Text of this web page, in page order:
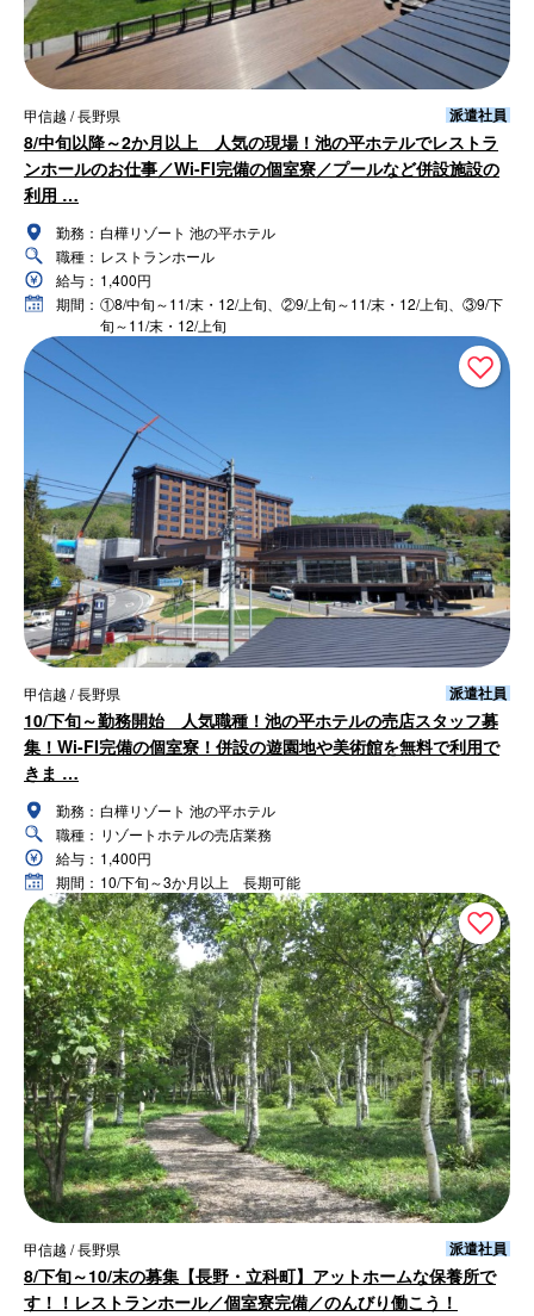
甲信越 / 長野県 派遣社員
8/中旬以降～2か月以上 人気の現場！池の平ホテルでレストラ
ンホールのお仕事／Wi-FI完備の個室寮／プールなど併設施設の
利用 …
勤務： 白樺リゾート 池の平ホテル
職種： レストランホール
給与： 1,400円
期間： ①8/中旬～11/末・12/上旬、②9/上旬～11/末・12/上旬、③9/下
旬～11/末・12/上旬
甲信越 / 長野県 派遣社員
10/下旬～勤務開始 人気職種！池の平ホテルの売店スタッフ募
集！Wi-FI完備の個室寮！併設の遊園地や美術館を無料で利用で
きま …
勤務： 白樺リゾート 池の平ホテル
職種： リゾートホテルの売店業務
給与： 1,400円
期間： 10/下旬～3か月以上 長期可能
甲信越 / 長野県 派遣社員
8/下旬～10/末の募集【長野・立科町】アットホームな保養所で
す！！レストランホール／個室寮完備／のんびり働こう！